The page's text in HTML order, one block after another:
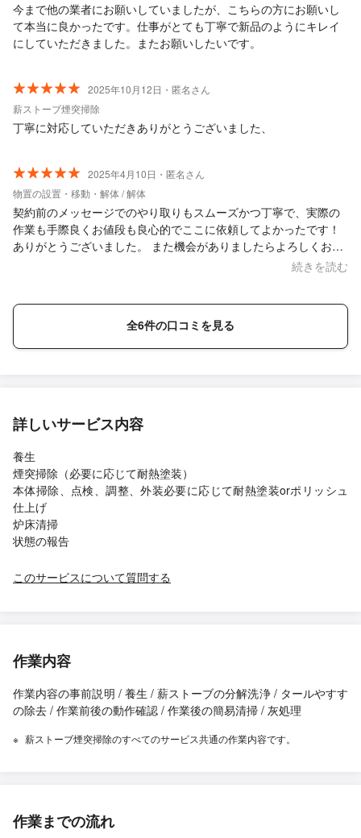
今まで他の業者にお願いしていましたが、こちらの方にお願いし
て本当に良かったです。仕事がとても丁寧で新品のようにキレイ
にしていただきました。またお願いしたいです。
2025年10月12日・匿名さん
薪ストーブ煙突掃除
丁寧に対応していただきありがとうございました、
2025年4月10日・匿名さん
物置の設置・移動・解体 / 解体
契約前のメッセージでのやり取りもスムーズかつ丁寧で、実際の
作業も手際良くお値段も良心的でここに依頼してよかったです！
ありがとうございました。 また機会がありましたらよろしくお願
続きを読む
全6件の口コミを見る
詳しいサービス内容
養生
煙突掃除（必要に応じて耐熱塗装）
本体掃除、点検、調整、外装必要に応じて耐熱塗装orポリッシュ
仕上げ
炉床清掃
状態の報告
このサービスについて質問する
作業内容
作業内容の事前説明 / 養生 / 薪ストーブの分解洗浄 / タールやすす
の除去 / 作業前後の動作確認 / 作業後の簡易清掃 / 灰処理
薪ストーブ煙突掃除のすべてのサービス共通の作業内容です。
作業までの流れ